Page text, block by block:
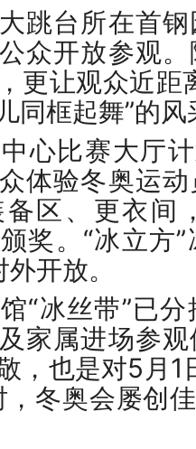
台所在首钢
众开放参观
更让观众近距
同框起舞”的风
比赛大厅计
体验冬奥运
区、更衣间
奖。“冰立方
开放。
冰丝带”已分
家属进场参
，也是对5月1
，冬奥会屡创